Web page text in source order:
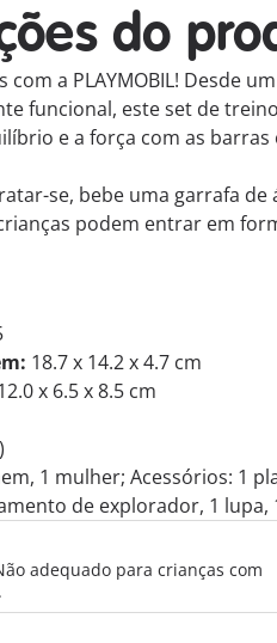
do
com a PLAYMOBIL! Desde
funcional, este set de
e a força com as
se, bebe uma garrafa
podem entrar em
18.7 x 14.2 x 4.7 cm
x 6.5 x 8.5 cm
1 mulher; Acessórios: 1
de explorador, 1 lupa,
adequado para crianças com